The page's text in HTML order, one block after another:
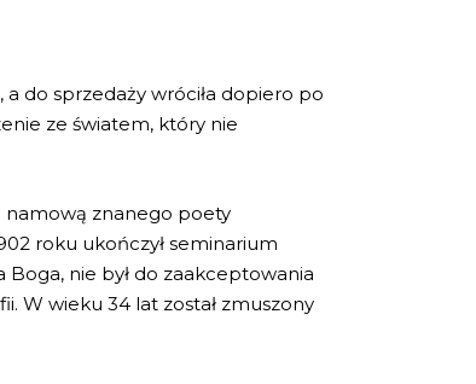
a do sprzedaży wróciła dopiero po
ze światem, który nie
namową znanego poety
roku ukończył seminarium
Boga, nie był do zaakceptowania
W wieku 34 lat został zmuszony